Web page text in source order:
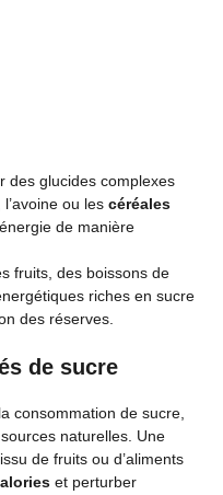
des glucides complexes
, l’avoine ou les céréales
de manière
fruits, des boissons de
riches en sucre
des réserves.
de sucre
consommation de sucre,
naturelles. Une
de fruits ou d’aliments
et perturber